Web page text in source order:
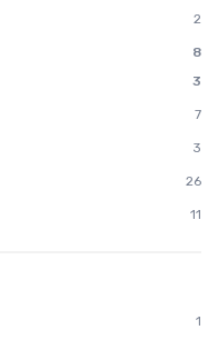
2
8
3
7
3
26
11
1